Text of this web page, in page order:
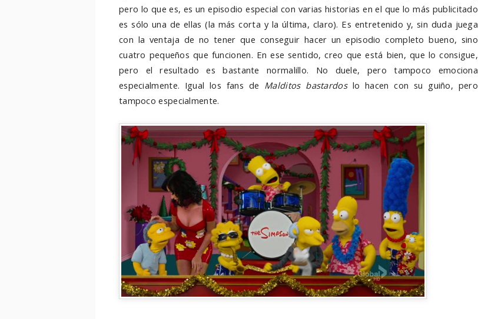
pero lo que es, es un episodio especial con varias historias en el que lo más publicitado
es sólo una de ellas (la más corta y la última, claro). Es entretenido y, sin duda juega
con la ventaja de no tener que conseguir hacer un episodio completo bueno, sino
cuatro pequeños que funcionen. En ese sentido, creo que está bien, que lo consigue,
pero el resultado es bastante normalillo. No duele, pero tampoco emociona
especialmente. Igual los fans de Malditos bastardoslo hacen con su guiño, pero
tampoco especialmente.